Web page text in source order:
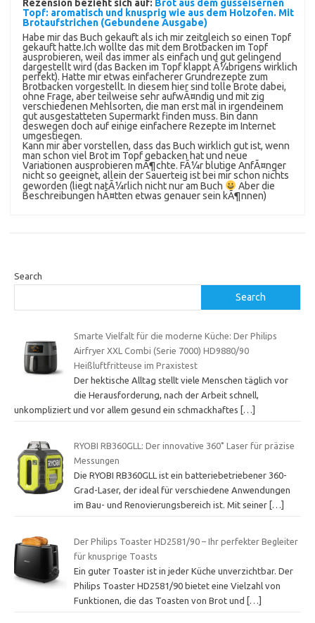
Rezension bezieht sich auf: Brot aus dem gusseisernen
Topf: aromatisch und knusprig wie aus dem Holzofen. Mit
Brotaufstrichen (Gebundene Ausgabe)
Habe mir das Buch gekauft als ich mir zeitgleich so einen Topf
gekauft hatte.Ich wollte das mit dem Brotbacken im Topf
ausprobieren, weil das immer als einfach und gut gelingend
dargestellt wird (das Backen im Topf klappt Ã¼brigens wirklich
perfekt). Hatte mir etwas einfacherer Grundrezepte zum
Brotbacken vorgestellt. In diesem hier sind tolle Brote dabei,
ohne Frage, aber teilweise sehr aufwÃ¤ndig und mit zig
verschiedenen Mehlsorten, die man erst mal in irgendeinem
gut ausgestatteten Supermarkt finden muss. Bin dann
deswegen doch auf einige einfachere Rezepte im Internet
umgestiegen.
Kann mir aber vorstellen, dass das Buch wirklich gut ist, wenn
man schon viel Brot im Topf gebacken hat und neue
Variationen ausprobieren mÃ¶chte. FÃ¼r blutige AnfÃ¤nger
nicht so geeignet, allein der Sauerteig ist bei mir schon nichts
geworden (liegt natÃ¼rlich nicht nur am Buch
Aber die
Beschreibungen hÃ¤tten etwas genauer sein kÃ¶nnen)
Search
Search
Smarte Vielfalt für die moderne Küche: Der Philips
Airfryer XXL Combi (Serie 7000) HD9880/90
Heißluftfritteuse im Praxistest
Der hektische Alltag stellt viele Menschen täglich vor
die Herausforderung, nach der Arbeit schnell,
unkompliziert und vor allem gesund ein schmackhaftes […]
RYOBI RB360GLL: Der innovative 360˚ Laser für präzise
Messungen
Die RYOBI RB360GLL ist ein batteriebetriebener 360-
Grad-Laser, der ideal für verschiedene Anwendungen
im Bau- und Renovierungsbereich ist. Mit seiner […]
Der Philips Toaster HD2581/90 – Ihr perfekter Begleiter
für knusprige Toasts
Ein guter Toaster ist in jeder Küche unverzichtbar. Der
Philips Toaster HD2581/90 bietet eine Vielzahl von
Funktionen, die das Toasten von Brot und […]